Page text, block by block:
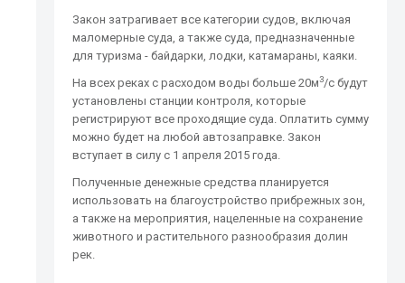
Закон затрагивает все категории судов, включая
маломерные суда, а также суда, предназначенные
для туризма - байдарки, лодки, катамараны, каяки.
На всех реках с расходом воды больше 20м3/с будут
установлены станции контроля, которые
регистрируют все проходящие суда. Оплатить сумму
можно будет на любой автозаправке. Закон
вступает в силу с 1 апреля 2015 года.
Полученные денежные средства планируется
использовать на благоустройство прибрежных зон,
а также на мероприятия, нацеленные на сохранение
животного и растительного разнообразия долин
рек.